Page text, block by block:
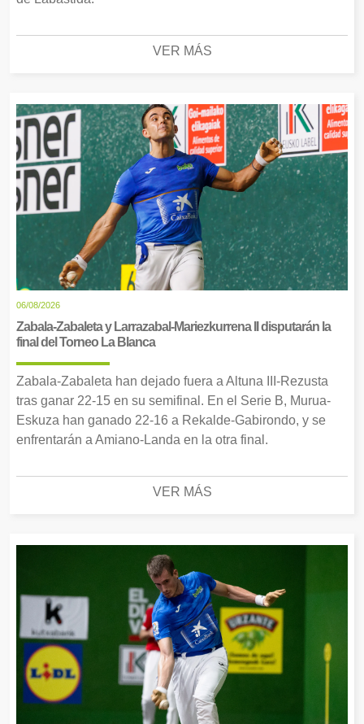
VER MÁS
06/08/2026
Zabala-Zabaleta y Larrazabal-Mariezkurrena II disputarán la
final del Torneo La Blanca
Zabala-Zabaleta han dejado fuera a Altuna III-Rezusta
tras ganar 22-15 en su semifinal. En el Serie B, Murua-
Eskuza han ganado 22-16 a Rekalde-Gabirondo, y se
enfrentarán a Amiano-Landa en la otra final.
VER MÁS